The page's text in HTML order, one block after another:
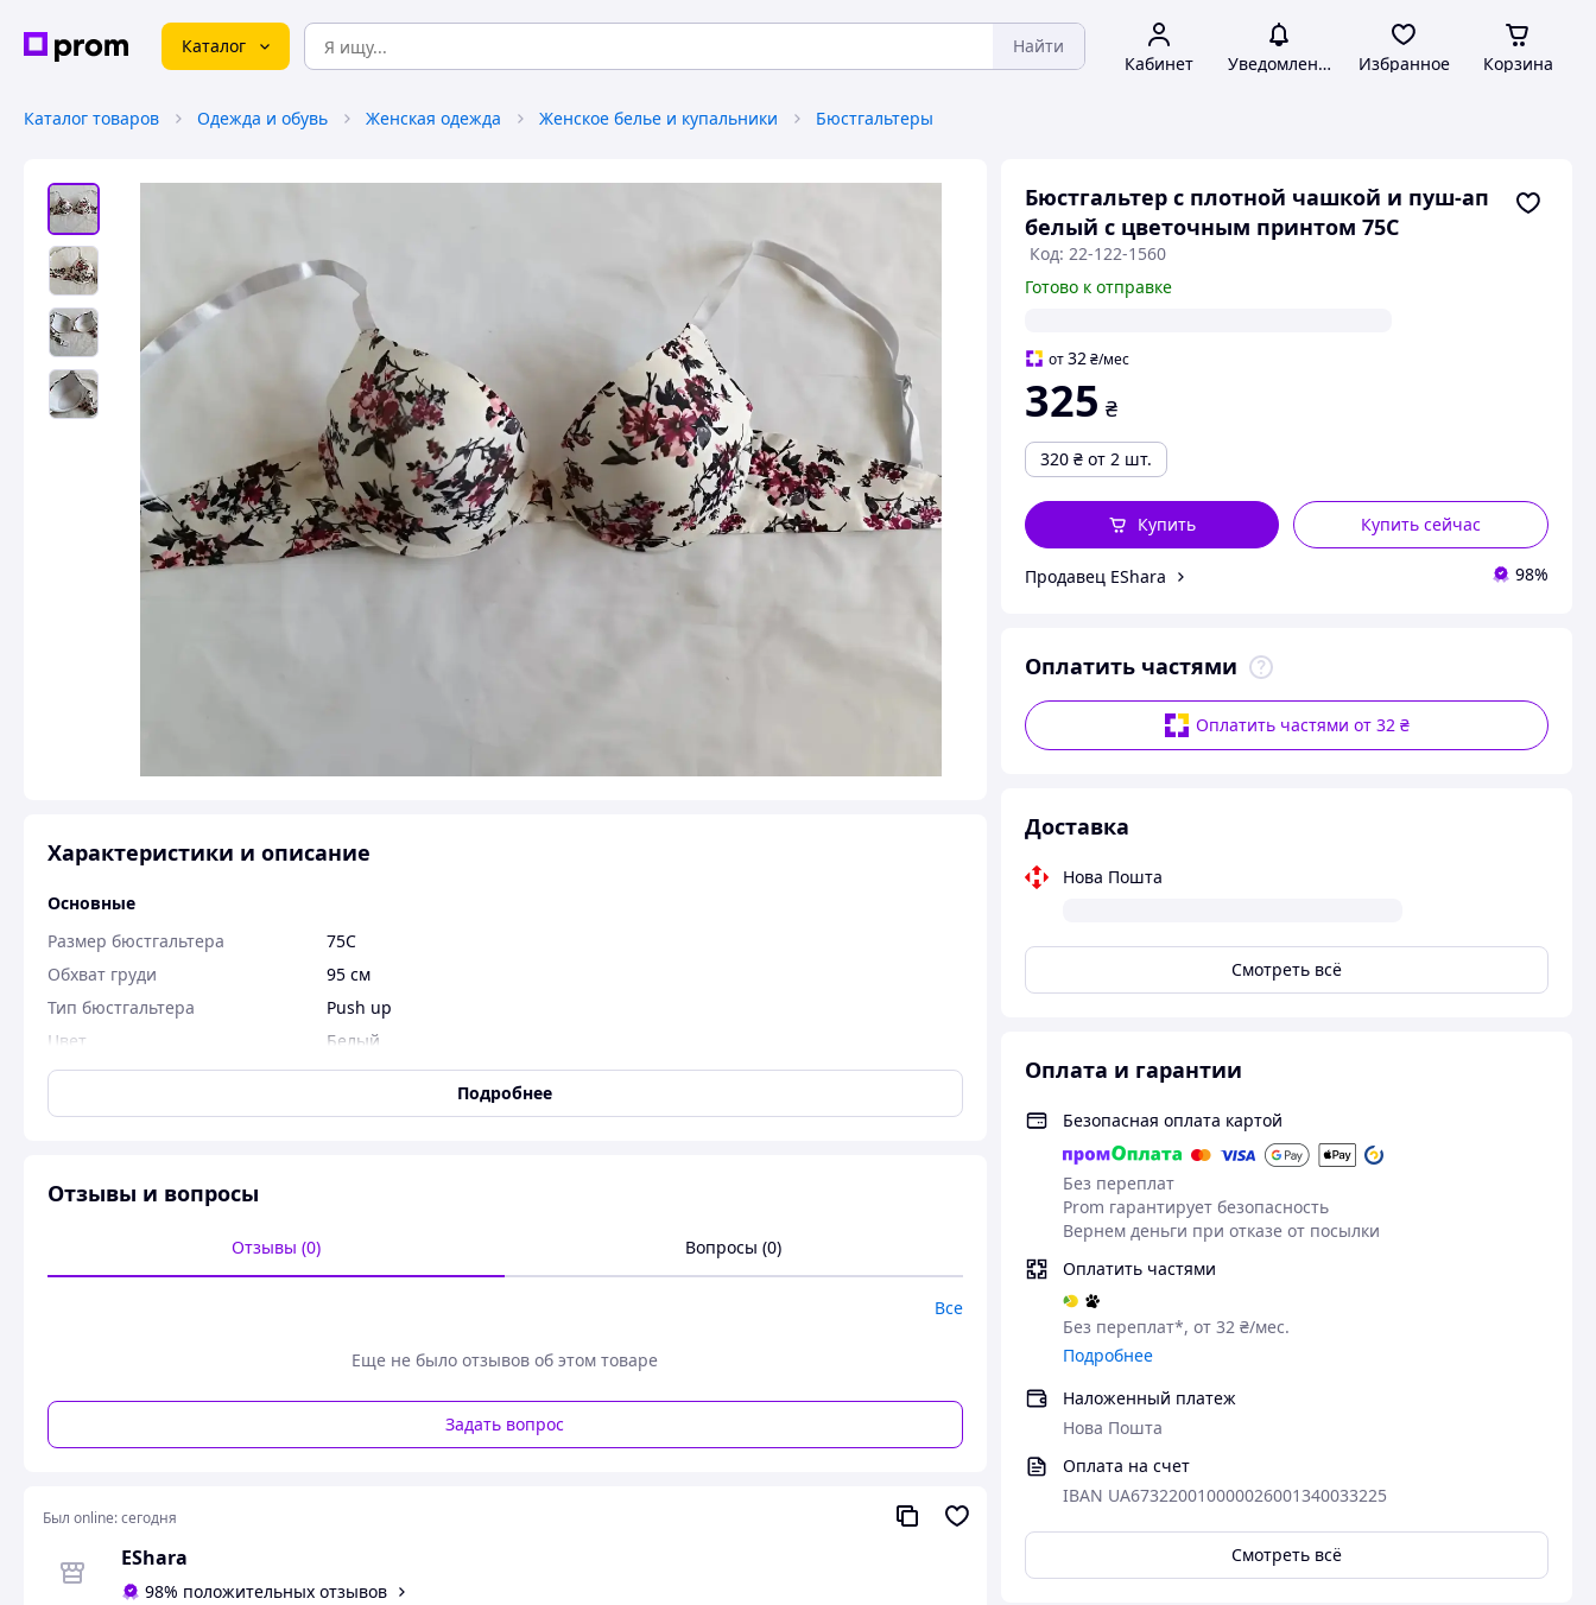
Каталог Найти
Кабинет Уведомления Избранное Корзина
Каталог товаров Одежда и обувь Женская одежда Женское белье и купальники Бюстгальтеры
Бюстгальтер с плотной чашкой и пуш-ап
белый с цветочным принтом 75С
Код: 22-122-1560
Готово к отправке
от32 ₴/мес
325 ₴
320 ₴ от 2 шт.
Купить сейчас
Купить
Продавец EShara 98%
Оплатить частями
Оплатить частями от 32 ₴
Доставка
Нова Пошта
Смотреть всё
Оплата и гарантии
Безопасная оплата картой
Без переплат
Prom гарантирует безопасность
Вернем деньги при отказе от посылки
Оплатить частями
Без переплат*, от 32 ₴/мес.
Подробнее
Наложенный платеж
Нова Пошта
Оплата на счет
IBAN UA673220010000026001340033225
Смотреть всё
Характеристики и описание
Основные
Размер бюстгальтера
75C
Обхват груди
95 см
Тип бюстгальтера
Push up
Цвет
Белый
Тип ткани
Полиамид
Съемные бретели
Состояние
Пользовательские характеристики
Тонкие
Застёжка
Сзади
Обхват под грудью 70-75 см
Подробнее
Отзывы и вопросы
Отзывы (0) Вопросы (0)
Все
Еще не было отзывов об этом товаре
Задать вопрос
Был online:сегодня
EShara
98% положительных отзывов